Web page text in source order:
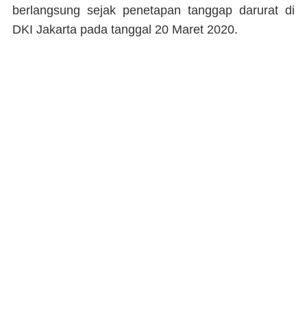
berlangsung sejak penetapan tanggap darurat di
DKI Jakarta pada tanggal 20 Maret 2020.